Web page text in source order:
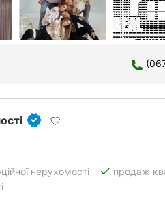
нерухомості done продаж